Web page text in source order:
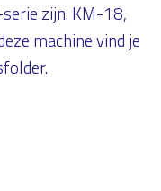
zijn: KM-18,
machine vind je